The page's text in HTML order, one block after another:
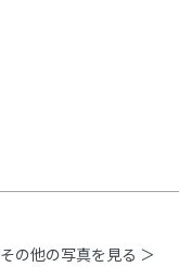
その他の写真を見る ＞